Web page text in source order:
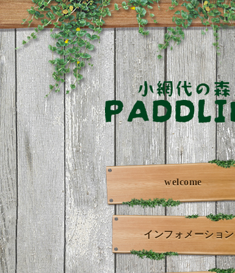
welcome
インフォメーション